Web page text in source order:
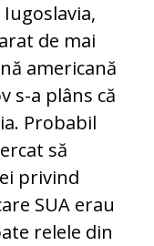
de mai
americană
s-a plâns că
Probabil
să
privind
SUA erau
relele din